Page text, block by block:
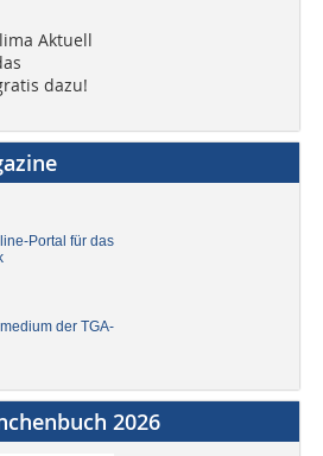
Aktuell
dazu!
Portal für das
der TGA-
2026